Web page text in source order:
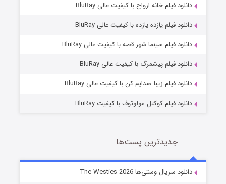
خاندان اژدها فصل ۳
دانلود فیلم خانه ارواح با کیفیت عالی BluRay
دانلود فیلم یازده یازده با کیفیت عالی BluRay
دانلود فیلم سینما شهر قصه با کیفیت عالی BluRay
دانلود فیلم پیشمرگ با کیفیت عالی BluRay
دانلود فیلم زیبا صدایم کن با کیفیت عالی BluRay
دانلود فیلم کوکتل مولوتوف با کیفیت BluRay
جدیدترین پست‌ها
دانلود سریال وستی‌ها The Westies 2026